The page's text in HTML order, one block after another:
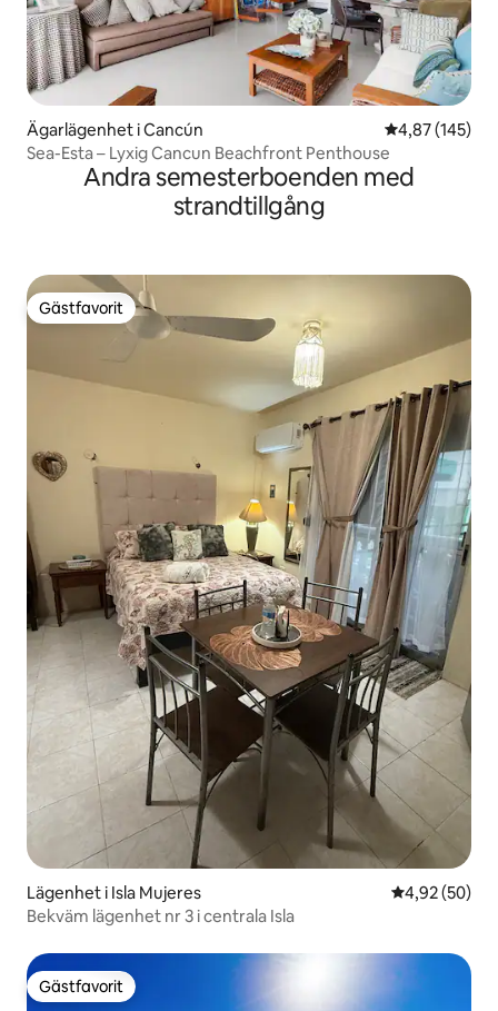
Ägarlägenhet i Cancún 4,87 av 5 i
4,87 (145)
Sea-Esta – Lyxig Cancun Beachfront Penthouse
Andra semesterboenden med
strandtillgång
Gästfavorit
Gästfavorit
Lägenhet i Isla Mujeres 4,92 av 5 i
4,92 (50)
Bekväm lägenhet nr 3 i centrala Isla
Gästfavorit
Gästfavorit